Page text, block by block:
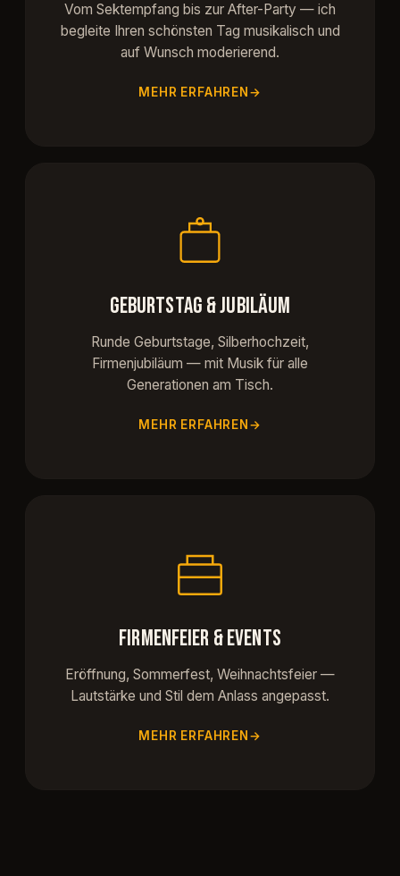
Vom Sektempfang bis zur After-Party — ich
begleite Ihren schönsten Tag musikalisch und
auf Wunsch moderierend.
MEHR ERFAHREN
GEBURTSTAG & JUBILÄUM
Runde Geburtstage, Silberhochzeit,
Firmenjubiläum — mit Musik für alle
Generationen am Tisch.
MEHR ERFAHREN
FIRMENFEIER & EVENTS
Eröffnung, Sommerfest, Weihnachtsfeier —
Lautstärke und Stil dem Anlass angepasst.
MEHR ERFAHREN